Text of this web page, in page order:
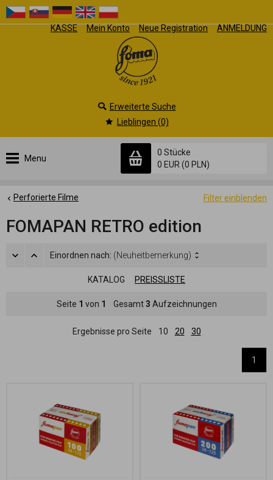
KASSE Mein Konto Neue Registration ANMELDUNG
Menu
0 Stücke
0 EUR (0 PLN)
Erweiterte Suche
Lieblingen (0)
Filter einblenden
Perforierte Filme
FOMAPAN RETRO edition
Einordnen nach: (Neuheitbemerkung)
KATALOG PREISSLISTE
Seite 1 von 1 Gesamt3 Aufzeichnungen
Ergebnisse pro Seite 10 20 30
1